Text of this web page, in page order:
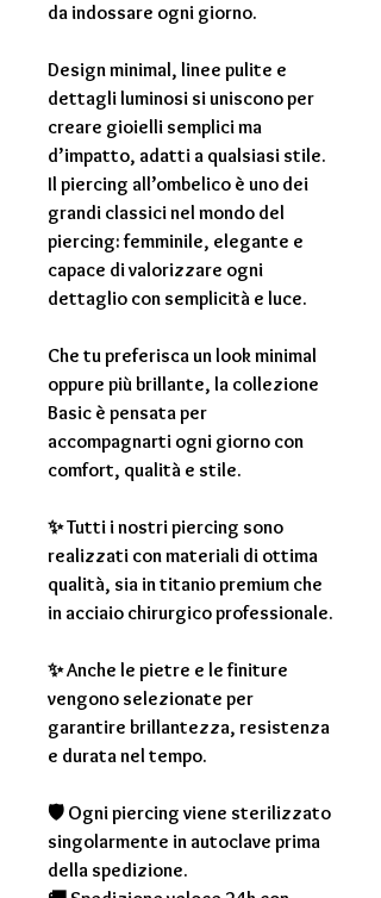
da indossare ogni giorno.
Design minimal, linee pulite e
dettagli luminosi si uniscono per
creare gioielli semplici ma
d’impatto, adatti a qualsiasi stile.
Il piercing all’ombelico è uno dei
grandi classici nel mondo del
piercing: femminile, elegante e
capace di valorizzare ogni
dettaglio con semplicità e luce.
Che tu preferisca un look minimal
oppure più brillante, la collezione
Basic è pensata per
accompagnarti ogni giorno con
comfort, qualità e stile.
✨ Tutti i nostri piercing sono
realizzati con materiali di ottima
qualità, sia in titanio premium che
in acciaio chirurgico professionale.
✨ Anche le pietre e le finiture
vengono selezionate per
garantire brillantezza, resistenza
e durata nel tempo.
🛡 Ogni piercing viene sterilizzato
singolarmente in autoclave prima
della spedizione.